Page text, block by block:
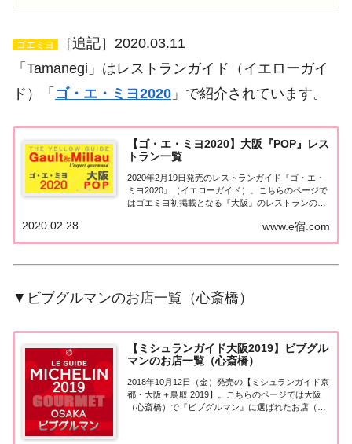
ゴエミヨ
［追記］2020.03.11
「Tamanegi」はレストランガイド（イエローガイ
ド）「 ゴ・エ・ミヨ2020 」で紹介されています。
【ゴ・エ・ミヨ2020】大阪『POP』レス
トラン一覧
2020年2月19日発売のレストランガイド『ゴ・エ・
ミヨ2020』（イエローガイド）。こちらのページで
はゴエミヨ初掲載となる『大阪』のレストランのう
いて一覧にまとめました。ゴエミヨ2020大阪
「POP」関西「大阪エリア」で「ゴ・エ・...
www.e宿.com
2020.02.28
▼ビブグルマンのお店一覧（心斎橋）
【ミシュランガイド大阪2019】ビブグル
マンのお店一覧（心斎橋）
2018年10月12日（金）発売の【ミシュランガイド京
都・大阪＋鳥取 2019】。こちらのページでは大阪
（心斎橋）で『ビブグルマン』に選ばれたお店（飲